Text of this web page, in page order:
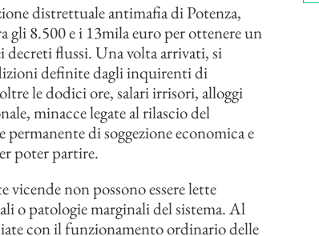
distrettuale antimafia di Potenza,
gli 8.500 e i 13mila euro per ottenere un
decreti flussi. Una volta arrivati, si
definite dagli inquirenti di
le dodici ore, salari irrisori, alloggi
minacce legate al rilascio del
di soggezione economica e
poter partire.
vicende non possono essere lette
o patologie marginali del sistema. Al
con il funzionamento ordinario delle